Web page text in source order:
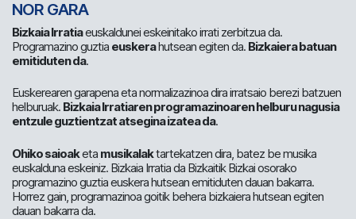
NOR GARA
Bizkaia Irratiaeuskaldunei eskeinitako irrati zerbitzua da.
Programazino guztia euskerahutsean egiten da. Bizkaiera batuan
emitiduten da.
Euskerearen garapena eta normalizazinoa dira irratsaio berezi batzuen
helburuak. Bizkaia Irratiaren programazinoaren helburu nagusia
entzule guztientzat atsegina izatea da.
Ohiko saioaketa musikalaktartekatzen dira, batez be musika
euskalduna eskeiniz. Bizkaia Irratia da Bizkaitik Bizkai osorako
programazino guztia euskera hutsean emitiduten dauan bakarra.
Horrez gain, programazinoa goitik behera bizkaiera hutsean egiten
dauan bakarra da.